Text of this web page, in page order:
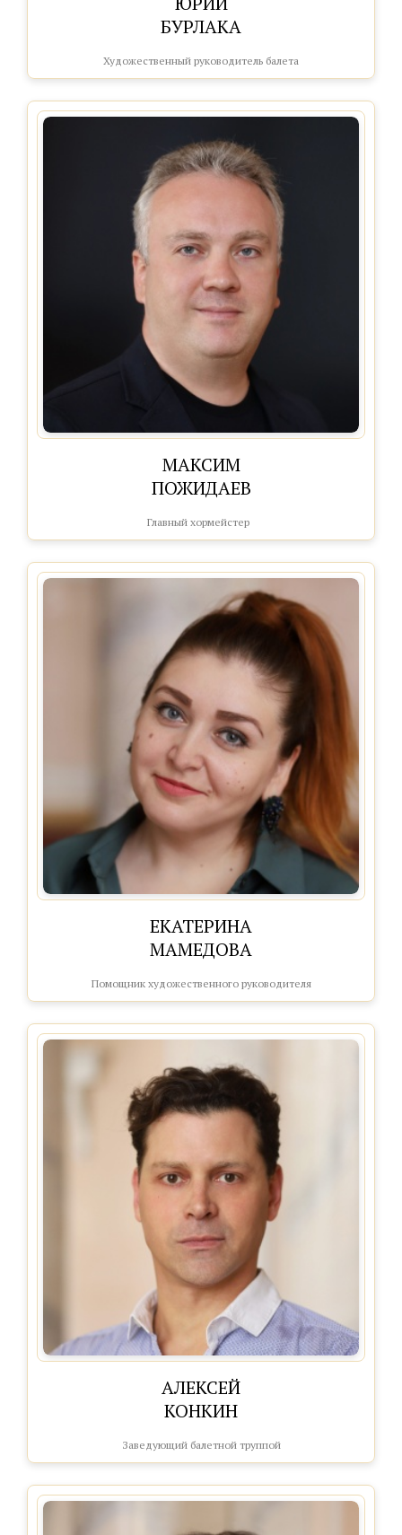
БУРЛАКА
Художественный руководитель балета
МАКСИМ
ПОЖИДАЕВ
Главный хормейстер
ЕКАТЕРИНА
МАМЕДОВА
Помощник художественного руководителя
АЛЕКСЕЙ
КОНКИН
Заведующий балетной труппой